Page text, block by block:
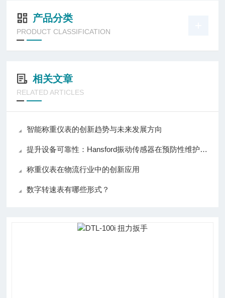
产品分类
PRODUCT CLASSIFICATION
相关文章
RELATED ARTICLES
智能称重仪表的创新趋势与未来发展方向
提升设备可靠性：Hansford振动传感器在预防性维护中的应用
称重仪表在物流行业中的创新应用
数字转速表有哪些形式？